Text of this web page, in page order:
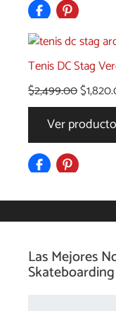
Tenis DC Stag
$2,499.00El
precio
original
era:
$
Ver producto
Las Mejores
Skateboarding